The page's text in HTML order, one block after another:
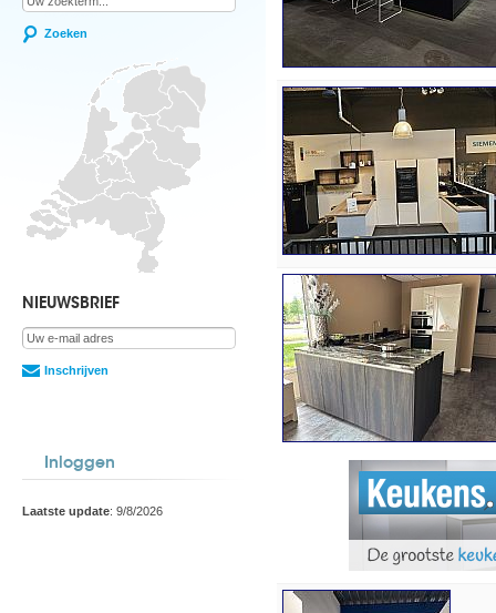
Zoeken
NIEUWSBRIEF
Inschrijven
Inloggen
Laatste update: 9/8/2026